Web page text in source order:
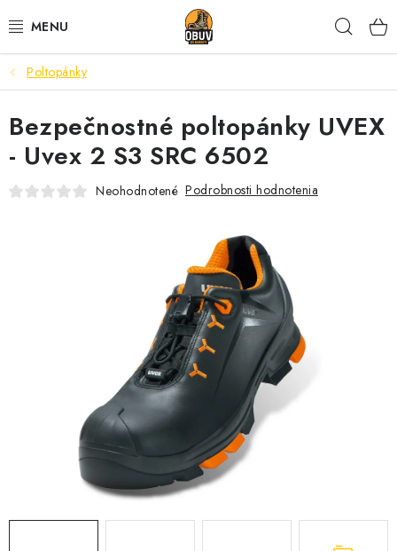
na
PRACOVNÁ A BEZPEČNOSTNÁ OBUV
VOĽNOČASOVÁ OBUV
VÝPREDAJ
BEZPEČNOSTNÉ NORMY A SYMBOLY
Poltopánky
Bezpečnostné poltopánky UVEX
- Uvex 2 S3 SRC 6502
Neohodnotené Podrobnosti hodnotenia